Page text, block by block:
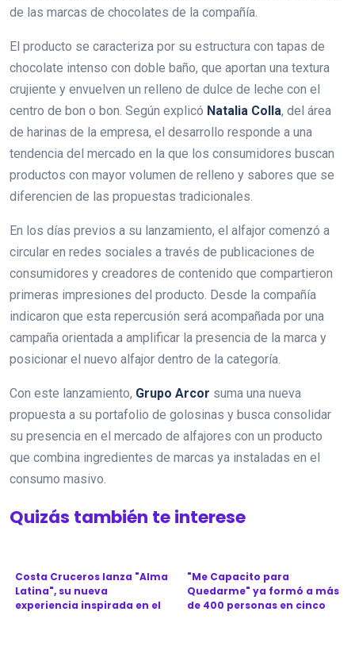
de las marcas de chocolates de la compañía.
El producto se caracteriza por su estructura con tapas de
chocolate intenso con doble baño, que aportan una textura
crujiente y envuelven un relleno de dulce de leche con el
centro de bon o bon. Según explicó Natalia Colla, del área
de harinas de la empresa, el desarrollo responde a una
tendencia del mercado en la que los consumidores buscan
productos con mayor volumen de relleno y sabores que se
diferencien de las propuestas tradicionales.
En los días previos a su lanzamiento, el alfajor comenzó a
circular en redes sociales a través de publicaciones de
consumidores y creadores de contenido que compartieron
primeras impresiones del producto. Desde la compañía
indicaron que esta repercusión será acompañada por una
campaña orientada a amplificar la presencia de la marca y
posicionar el nuevo alfajor dentro de la categoría.
Con este lanzamiento, Grupo Arcor suma una nueva
propuesta a su portafolio de golosinas y busca consolidar
su presencia en el mercado de alfajores con un producto
que combina ingredientes de marcas ya instaladas en el
consumo masivo.
Quizás también te interese
Costa Cruceros lanza "Alma
Latina", su nueva
experiencia inspirada en el
"Me Capacito para
Quedarme" ya formó a más
de 400 personas en cinco